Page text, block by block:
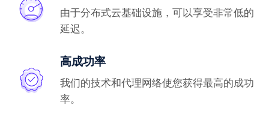
由于分布式云基础设施，可以享受非常低的
延迟。
高成功率
我们的技术和代理网络使您获得最高的成功
率。